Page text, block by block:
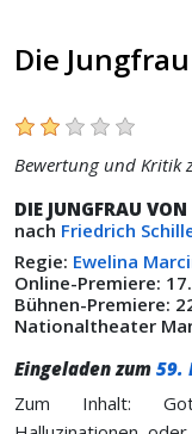
Die
Bewertung und Kritik
DIE JUNGFRAU
nach Friedrich
Regie: Ewelina
Online-Premiere:
Bühnen-Premiere:
Nationaltheater
Eingeladen zum 59.
Zum Inhalt: